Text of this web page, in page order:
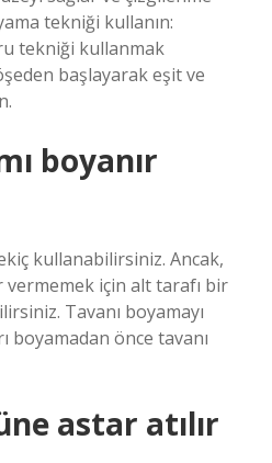
tekniği kullanın:
tekniği kullanmak
başlayarak eşit ve
boyanır
kullanabilirsiniz. Ancak,
vermemek için alt tarafı bir
Tavanı boyamayı
boyamadan önce tavanı
astar atılır